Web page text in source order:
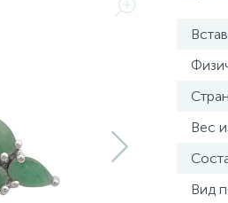
Вес
Вид